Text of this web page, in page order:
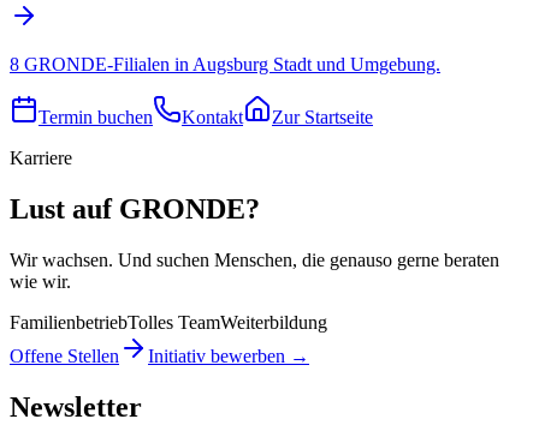
8 GRONDE-Filialen in Augsburg Stadt und Umgebung.
Termin buchen Kontakt
Zur Startseite
Karriere
Lust auf GRONDE?
Wir wachsen. Und suchen Menschen, die genauso gerne beraten
wie wir.
FamilienbetriebTolles TeamWeiterbildung
Offene Stellen
Initiativ bewerben →
Newsletter